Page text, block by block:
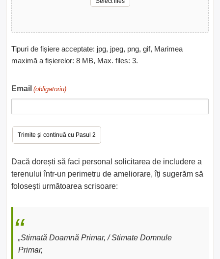
Tipuri de fișiere acceptate: jpg, jpeg, png, gif, Marimea
maximă a fișierelor: 8 MB, Max. files: 3.
Email (obligatoriu)
Dacă dorești să faci personal solicitarea de includere a
terenului într-un perimetru de ameliorare, îți sugerăm să
folosești următoarea scrisoare:
„Stimată Doamnă Primar, / Stimate Domnule
Primar,